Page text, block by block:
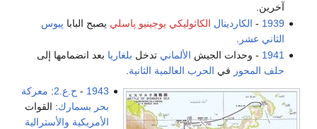
آخرين.
1939
- الكاردينال الكاثوليكي يوجينيو پاسلي يصبح البابا پيوس
الثاني عشر
1941 - وحدات الجيش الألماني تدخل بلغاريا بعد انضمامها إلى
حلف المحور في الحرب العالمية الثانية.
1943
- ح.ع.2 : معركة
بحر بسمارك: القوات
الأمريكية والأسترالية